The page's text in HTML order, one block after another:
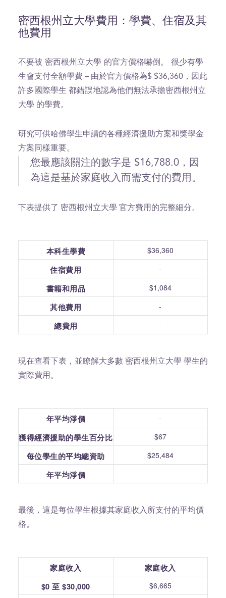
密西根州立大學費用：學費、住宿及其
他費用
不要被 密西根州立大學 的官方價格嚇倒。
很少有學
生會支付全額學費 – 由於官方價格為$ $36,360，因此
許多國際學生 都錯誤地認為他們無法承擔密西根州立
大學 的學費。
研究可供哈佛學生申請的各種經濟援助方案和獎學金
方案同樣重要。
您最應該關注的數字是 $16,788.0，因
為這是基於家庭收入而需支付的費用。
下表提供了 密西根州立大學 官方費用的完整細分。
本科生學費 $36,360
住宿費用 -
書籍和用品 $1,084
其他費用 -
總費用 -
現在查看下表，並瞭解大多數 密西根州立大學 學生的
實際費用。
年平均淨價 -
獲得經濟援助的學生百分比 $67
每位學生的平均總資助 $25,484
年平均淨價 -
最後，這是每位學生根據其家庭收入所支付的平均價
格。
家庭收入 家庭收入
$0 至 $30,000 $6,665